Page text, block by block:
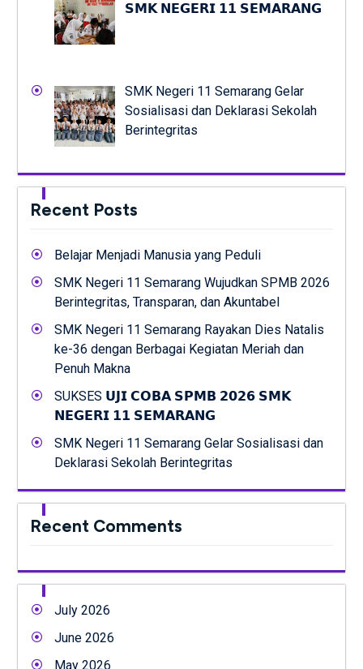
𝗦𝗠𝗞 𝗡𝗘𝗚𝗘𝗥𝗜 𝟭𝟭 𝗦𝗘𝗠𝗔𝗥𝗔𝗡𝗚
SMK Negeri 11 Semarang Gelar
Sosialisasi dan Deklarasi Sekolah
Berintegritas
Recent Posts
Belajar Menjadi Manusia yang Peduli
SMK Negeri 11 Semarang Wujudkan SPMB 2026
Berintegritas, Transparan, dan Akuntabel
SMK Negeri 11 Semarang Rayakan Dies Natalis
ke-36 dengan Berbagai Kegiatan Meriah dan
Penuh Makna
SUKSES 𝗨𝗝𝗜 𝗖𝗢𝗕𝗔 𝗦𝗣𝗠𝗕 𝟮𝟬𝟮𝟲 𝗦𝗠𝗞
𝗡𝗘𝗚𝗘𝗥𝗜 𝟭𝟭 𝗦𝗘𝗠𝗔𝗥𝗔𝗡𝗚
SMK Negeri 11 Semarang Gelar Sosialisasi dan
Deklarasi Sekolah Berintegritas
Recent Comments
July 2026
June 2026
May 2026